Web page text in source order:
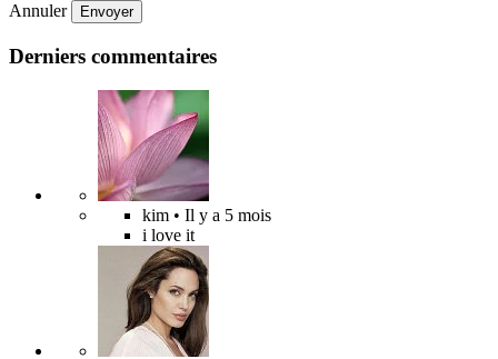
Annuler Envoyer
Derniers commentaires
kim • Il y a 5 mois
i love it